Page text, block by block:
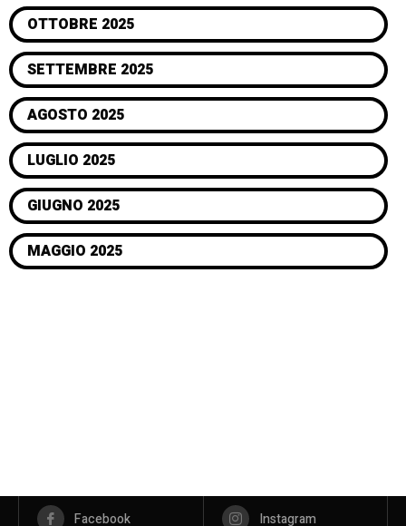
OTTOBRE 2025
SETTEMBRE 2025
AGOSTO 2025
LUGLIO 2025
GIUGNO 2025
MAGGIO 2025
Facebook Instagram